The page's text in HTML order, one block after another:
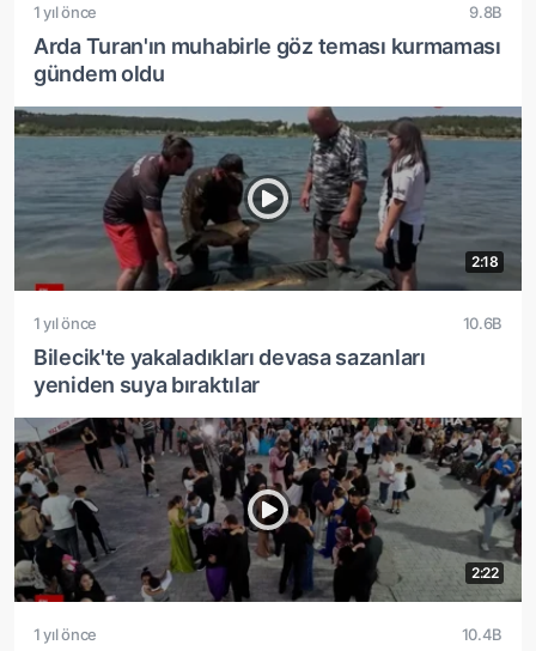
1 yıl önce 9.8B
Arda Turan'ın muhabirle göz teması kurmaması
gündem oldu
2:18
1 yıl önce 10.6B
Bilecik'te yakaladıkları devasa sazanları
yeniden suya bıraktılar
2:22
1 yıl önce 10.4B